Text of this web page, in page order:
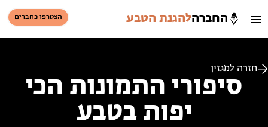
החברהלהגנת הטבע הצטרפו כחברים
הזמינו פעילויות וטיולים מודרכים
חזרה למגזין
סיפורי התמונות הכי
יפות בטבע